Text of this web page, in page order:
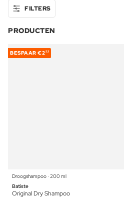
FILTERS
PRODUCTEN
BESPAAR €223
Droogshampoo ⋅ 200 ml
Batiste
Original Dry Shampoo